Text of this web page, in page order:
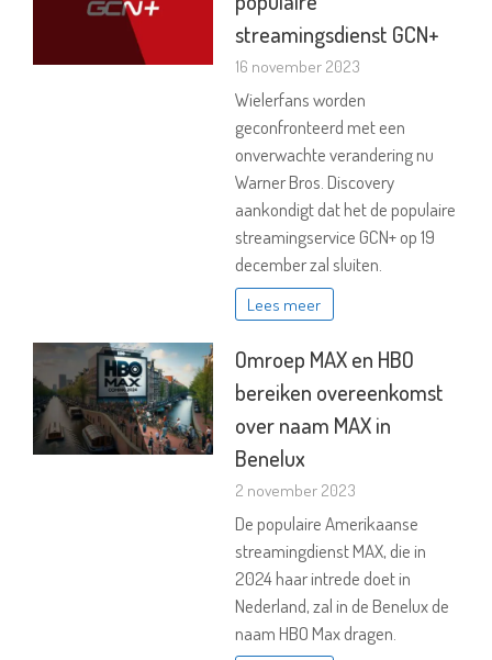
streamingsdienst GCN+
16 november 2023
Wielerfans worden
geconfronteerd met een
onverwachte verandering nu
Warner Bros. Discovery
aankondigt dat het de populaire
streamingservice GCN+ op 19
december zal sluiten.
Lees meer
Omroep MAX en HBO
bereiken overeenkomst
over naam MAX in
Benelux
2 november 2023
De populaire Amerikaanse
streamingdienst MAX, die in
2024 haar intrede doet in
Nederland, zal in de Benelux de
naam HBO Max dragen.